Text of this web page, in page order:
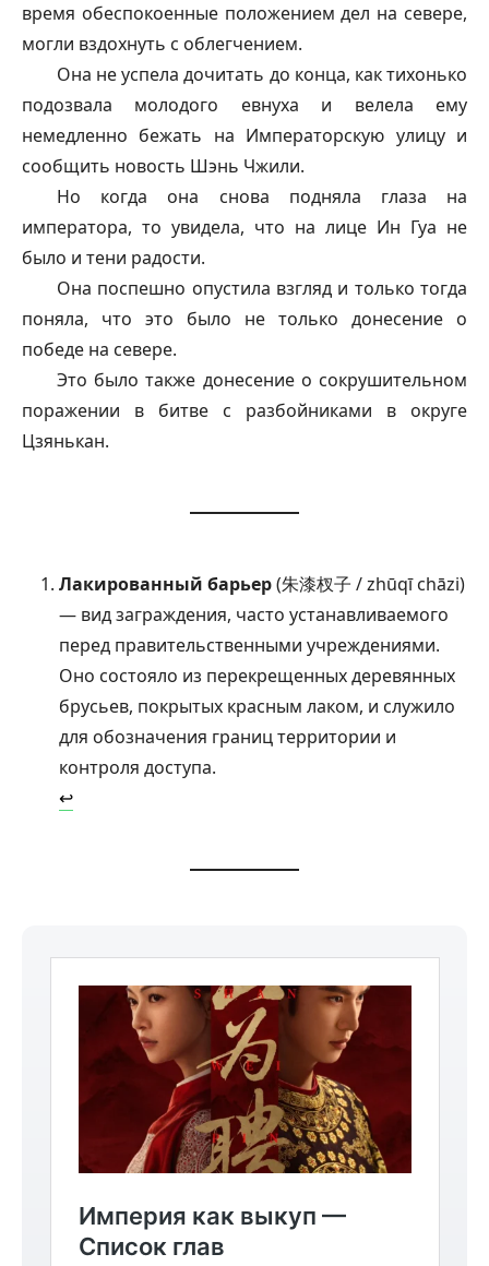
время обеспокоенные положением дел на севере,
могли вздохнуть с облегчением.
Она не успела дочитать до конца, как тихонько
подозвала молодого евнуха и велела ему
немедленно бежать на Императорскую улицу и
сообщить новость Шэнь Чжили.
Но когда она снова подняла глаза на
императора, то увидела, что на лице Ин Гуа не
было и тени радости.
Она поспешно опустила взгляд и только тогда
поняла, что это было не только донесение о
победе на севере.
Это было также донесение о сокрушительном
поражении в битве с разбойниками в округе
Цзянькан.
Лакированный барьер(朱漆杈子 / zhūqī chāzi)
— вид заграждения, часто устанавливаемого
перед правительственными учреждениями.
Оно состояло из перекрещенных деревянных
брусьев, покрытых красным лаком, и служило
для обозначения границ территории и
контроля доступа.
↩︎